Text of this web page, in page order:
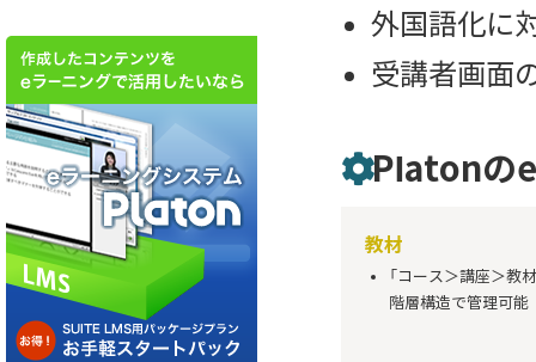
外国語化に
受講者画面
Platonのe
教材
「コース＞講座＞教材
階層構造で管理可能